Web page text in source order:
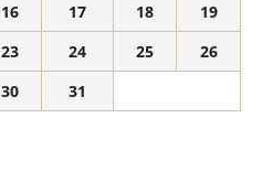
16 17 18
19
23 24 25
26
30
31